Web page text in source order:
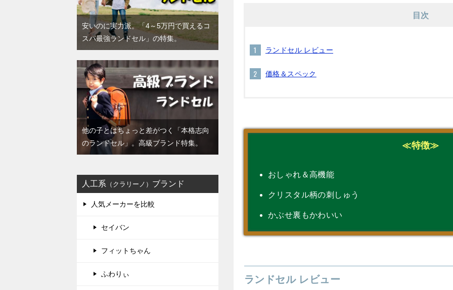
目次
ランドセル レビュー
価格＆スペック
≪特徴≫
おしゃれ＆高機能
クリスタル柄の刺しゅう
かぶせ裏もかわいい
ランドセル レビュー
安いのに実力派。「4～5万円で買えるコ
スパ最強ランドセル」の特集。
他の子とはちょっと差がつく「本格志向
のランドセル」。高級ブランド特集。
人工系 （クラリーノ） ブランド
人気メーカーを比較
セイバン
フィットちゃん
ふわりぃ